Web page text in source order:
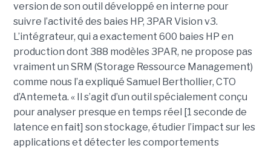
version de son outil développé en interne pour
suivre l’activité des baies HP, 3PAR Vision v3.
L’intégrateur, qui a exactement 600 baies HP en
production dont 388 modèles 3PAR, ne propose pas
vraiment un SRM (Storage Ressource Management)
comme nous l’a expliqué Samuel Berthollier, CTO
d’Antemeta. « Il s’agit d’un outil spécialement conçu
pour analyser presque en temps réel [1 seconde de
latence en fait] son stockage, étudier l’impact sur les
applications et détecter les comportements